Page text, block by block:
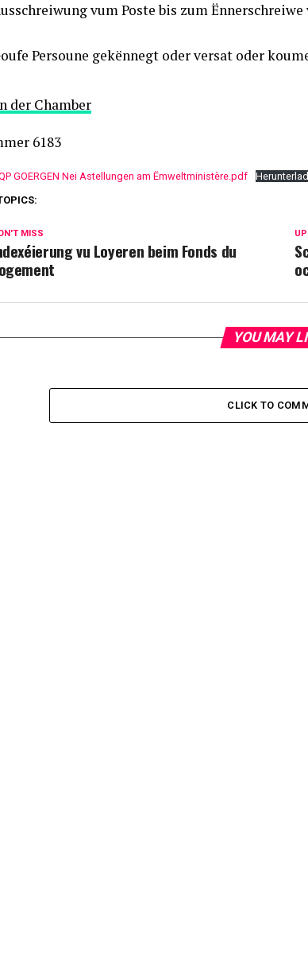
vum Poste bis zum
Persoune gekënnegt oder versat oder
der Chamber
6183
GOERGEN Nei Astellungen am Ëmweltministère.pdf
MISS
vu Loyeren beim Fonds du
YOU MAY
CLICK TO